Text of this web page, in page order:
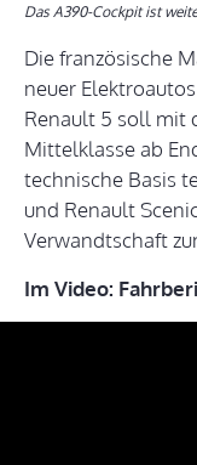
Das A390-Cockpit ist
Die französische
neuer
Renault 5 soll mit
Mittelklasse ab
technische Basis
und Renault
Verwandtschaft
Im Video: